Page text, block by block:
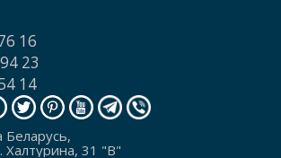
16
23
14
Беларусь,
Халтурина, 31 "В"